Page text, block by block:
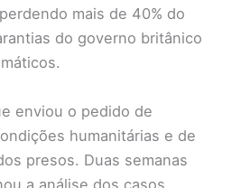
mais de 40% do
do governo britânico
enviou o pedido de
humanitárias e de
presos. Duas semanas
a análise dos casos,